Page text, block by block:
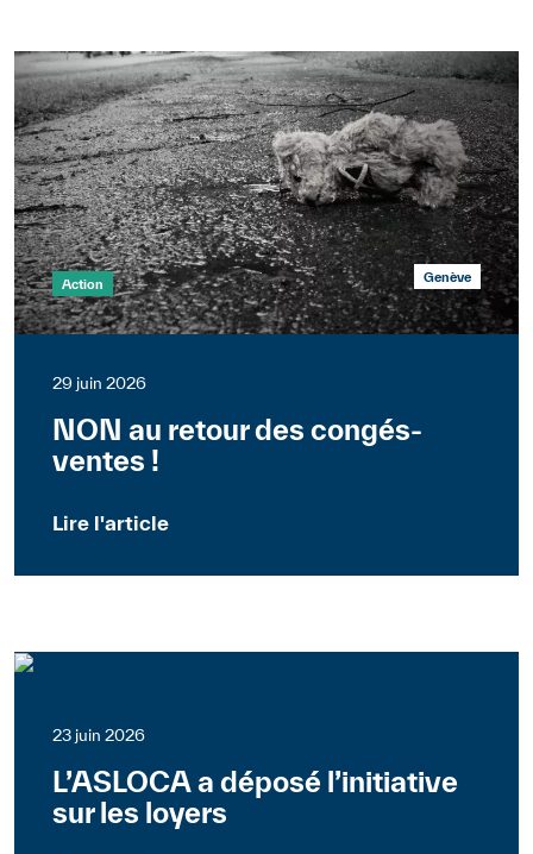
Action Genève
29 juin 2026
NON au retour des congés-
ventes !
Lire l'article
23 juin 2026
L’ASLOCA a déposé l’initiative
sur les loyers